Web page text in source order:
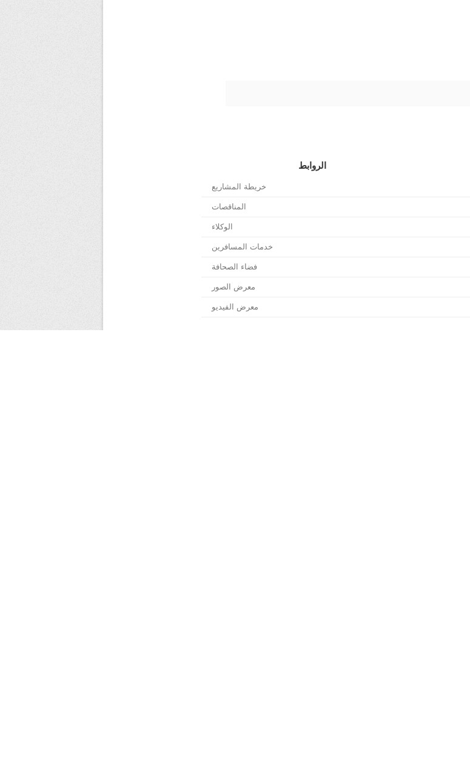
الروابط
خريطة المشاريع
المناقصات
الوكلاء
خدمات المسافرين
فضاء الصحافة
معرض الصور
معرض الفيديو